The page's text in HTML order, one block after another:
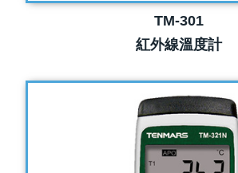
TM-301
紅外線溫度計